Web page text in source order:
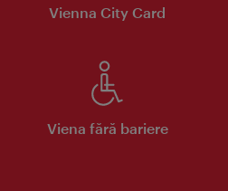
Vienna City Card
Viena fără bariere